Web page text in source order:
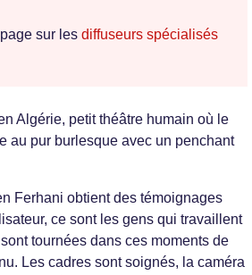
sur les diffuseurs spécialisés
Algérie, petit théâtre humain où le
au pur burlesque avec un penchant
Ferhani obtient des témoignages
ce sont les gens qui travaillent
tournées dans ces moments de
Les cadres sont soignés, la caméra